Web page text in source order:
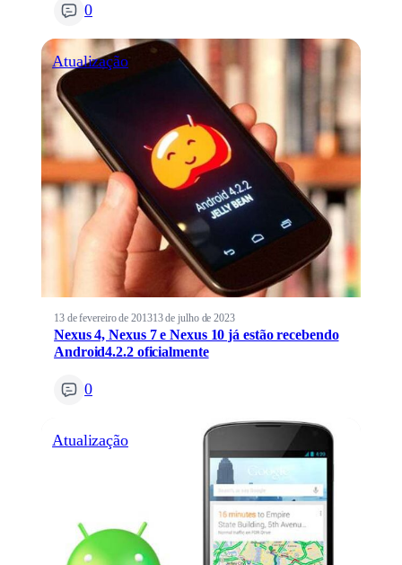
0
Atualização
13 de fevereiro de 201313 de julho de 2023
Nexus 4, Nexus 7 e Nexus 10 já estão recebendo
Android4.2.2 oficialmente
0
Atualização